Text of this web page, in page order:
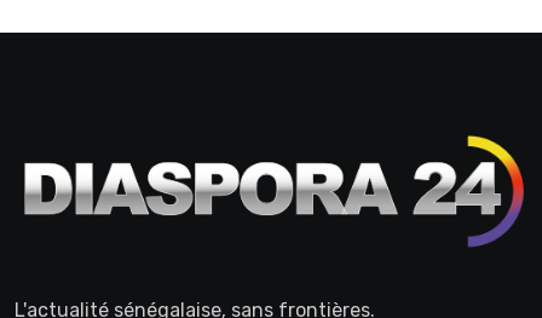
L'actualité sénégalaise, sans frontières.